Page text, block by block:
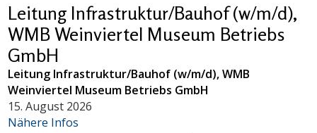
Leitung Infrastruktur/Bauhof (w/m/d),
WMB Weinviertel Museum Betriebs
GmbH
Leitung Infrastruktur/Bauhof (w/m/d), WMB
Weinviertel Museum Betriebs GmbH
15. August 2026
Nähere Infos